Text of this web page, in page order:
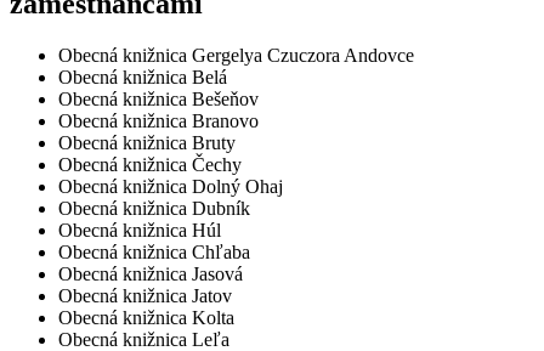
Obecná knižnica Gergelya Czuczora Andovce
Obecná knižnica Belá
Obecná knižnica Bešeňov
Obecná knižnica Branovo
Obecná knižnica Bruty
Obecná knižnica Čechy
Obecná knižnica Dolný Ohaj
Obecná knižnica Dubník
Obecná knižnica Húl
Obecná knižnica Chľaba
Obecná knižnica Jasová
Obecná knižnica Jatov
Obecná knižnica Kolta
Obecná knižnica Leľa